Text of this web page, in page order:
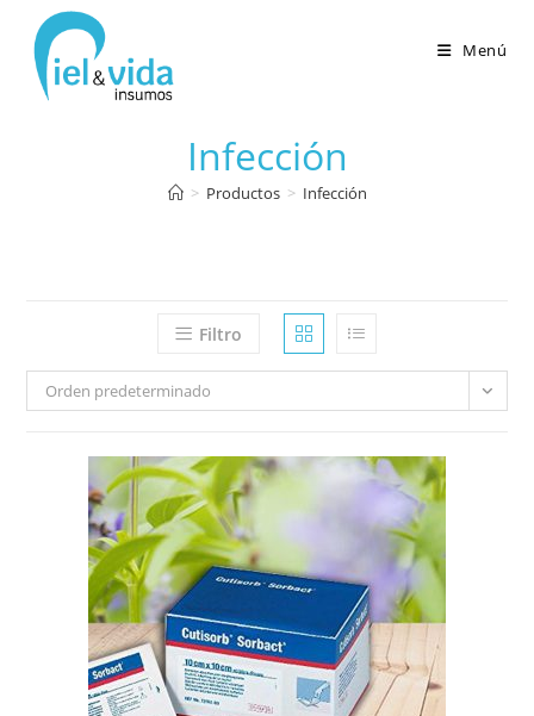
Menú
Infección
> Productos > Infección
Filtro
Orden predeterminado